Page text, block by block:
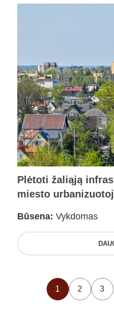
Plėtoti žaliąją
miesto
Būsena: Vykdomas
1 2 3